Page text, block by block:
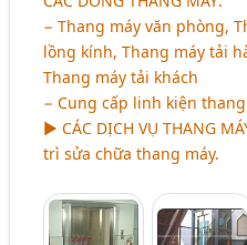
− Thang máy văn phòng,
lồng kính, Thang máy tải
Thang máy tải khách
− Cung cấp linh kiện
►CÁC DỊCH VỤ THANG
trì sửa chữa thang máy.